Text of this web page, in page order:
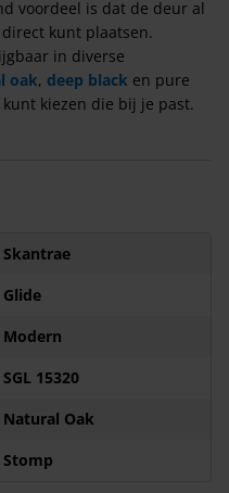
voordeel is dat de deur al
kunt plaatsen.
in diverse
oak, deep black en pure
kiezen die bij je past.
SGL 15320
en opdekdeur;
Skantrae
Glide
Modern
SGL 15320
Natural Oak
Stomp